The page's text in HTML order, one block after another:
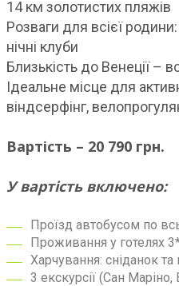
14 км золотистих пляжів
Розваги для всієї
нічні клуби
Близькість до Венеції –
Ідеальне місце для
віндсерфінг,
Вартість – 20 790 грн.
У вартість включено:
Проїзд автобусом по
Проживання у готелях
Харчування: сніданок та
3 екскурсії (Сан